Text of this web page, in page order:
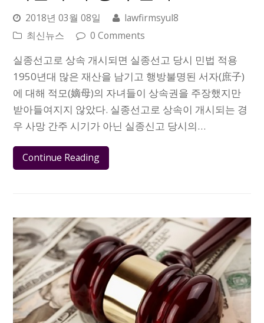
2018년 03월 08일
lawfirmsyul8
최신뉴스
0 Comments
실종선고로 상속 개시되면 실종선고 당시 민법 적용
1950년대 많은 재산을 남기고 행방불명된 서자(庶子)
에 대해 적모(嫡母)의 자녀들이 상속권을 주장했지만
받아들여지지 않았다. 실종선고로 상속이 개시되는 경
우 사망 간주 시기가 아닌 실종신고 당시의…
Continue Reading